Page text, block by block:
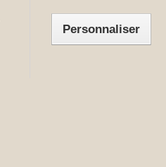
Personnaliser